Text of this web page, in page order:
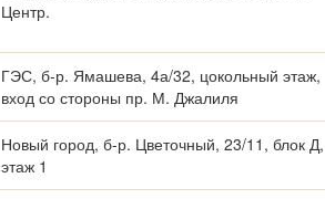
Центр.
ГЭС, б-р. Ямашева, 4а/32, цокольный этаж,
вход со стороны пр. М. Джалиля
Новый город, б-р. Цветочный, 23/11, блок Д,
этаж 1